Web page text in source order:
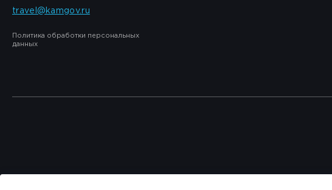
travel@kamgov.ru
Политика обработки персональных
данных